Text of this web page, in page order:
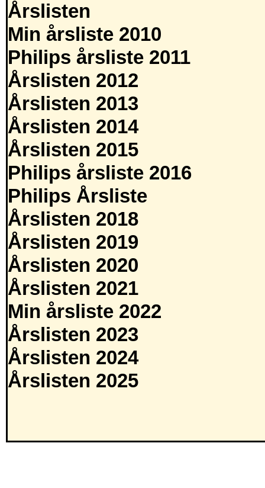
Årslisten
Min årsliste 2010
Philips årsliste 2011
Årslisten 2012
Årslisten 2013
Årslisten 2014
Årslisten 2015
Philips årsliste 2016
Philips Årsliste
Årslisten 2018
Årslisten 2019
Årslisten 2020
Årslisten 2021
Min årsliste 2022
Årslisten 2023
Årslisten 2024
Årslisten 2025